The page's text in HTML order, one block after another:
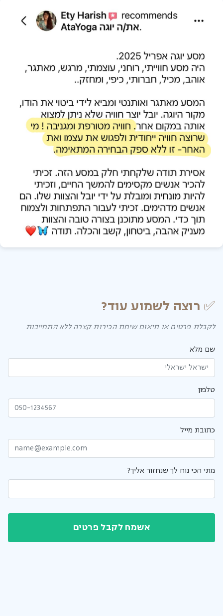
✅ רוצה לשמוע עוד?
לקבלת פרטים או תיאום שיחת הכירות קצרה ללא התחייבות
שם מלא
טלפון
כתובת מייל
מתי הכי נוח לך שנחזור אליך?
אשמח לקבל פרטים